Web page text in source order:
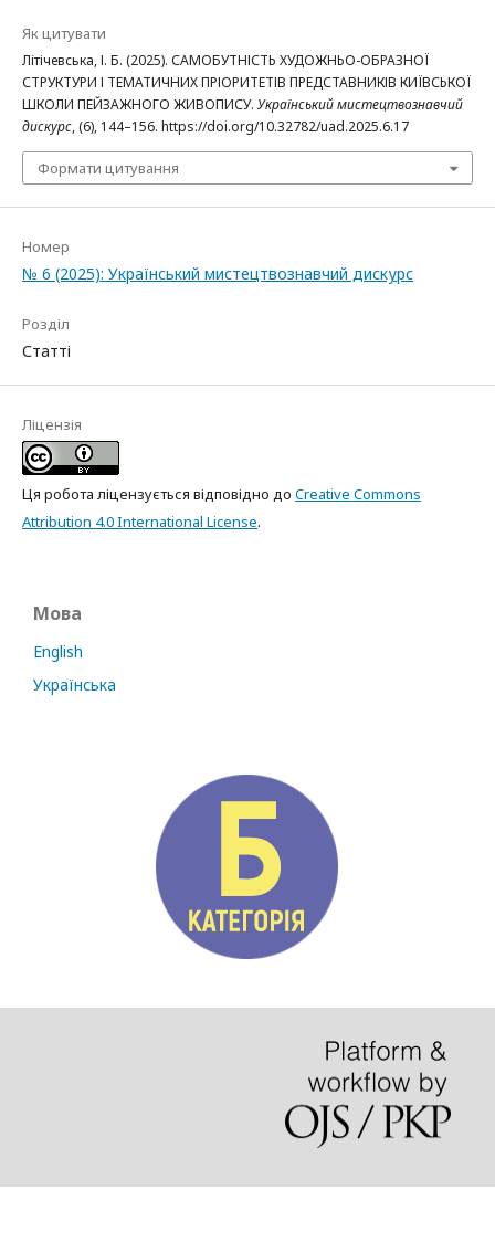
Як цитувати
Літічевська, І. Б. (2025). САМОБУТНІСТЬ ХУДОЖНЬО-ОБРАЗНОЇ
СТРУКТУРИ І ТЕМАТИЧНИХ ПРІОРИТЕТІВ ПРЕДСТАВНИКІВ КИЇВСЬКОЇ
ШКОЛИ ПЕЙЗАЖНОГО ЖИВОПИСУ. Український мистецтвознавчий
дискурс, (6), 144–156. https://doi.org/10.32782/uad.2025.6.17
Формати цитування
Номер
№ 6 (2025): Український мистецтвознавчий дискурс
Розділ
Статті
Ліцензія
Ця робота ліцензується відповідно до Creative Commons
Attribution 4.0 International License.
Мова
English
Українська